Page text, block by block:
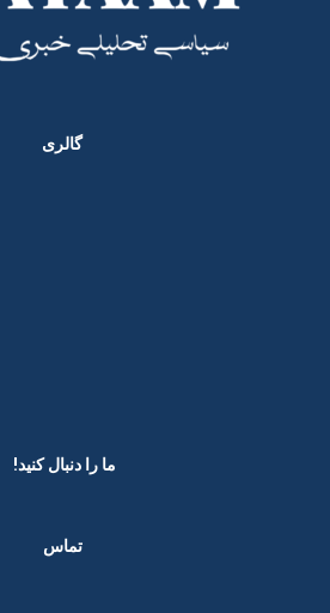
گالری
ما را دنبال کنید! ​
تماس